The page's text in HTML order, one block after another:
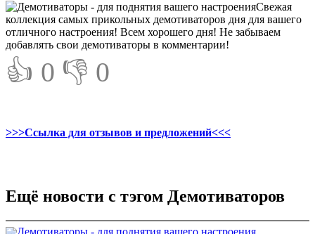
Свежая
коллекция самых прикольных демотиваторов дня для вашего
отличного настроения! Всем хорошего дня! Не забываем
добавлять свои демотиваторы в комментарии!
👍 0 👎 0
>>>Ссылка для отзывов и предложений<<<
Ещё новости с тэгом Демотиваторов